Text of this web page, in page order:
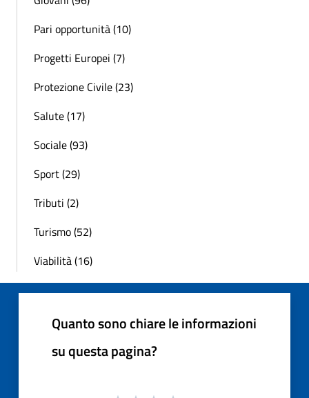
Pari opportunità (10)
Progetti Europei (7)
Protezione Civile (23)
Salute (17)
Sociale (93)
Sport (29)
Tributi (2)
Turismo (52)
Viabilità (16)
Quanto sono chiare le informazioni
su questa pagina?